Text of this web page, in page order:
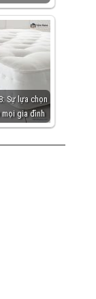
Sự lựa chọn
mọi gia đình